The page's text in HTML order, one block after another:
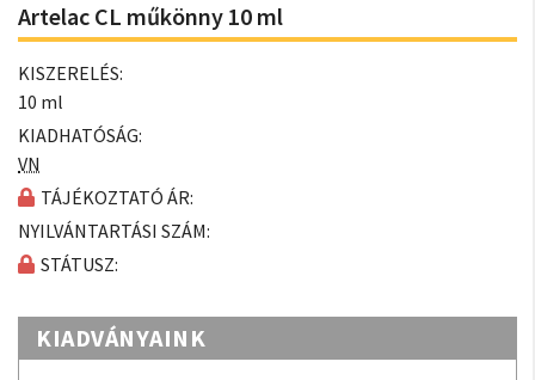
Artelac CL műkönny 10 ml
KISZERELÉS:
10 ml
KIADHATÓSÁG:
VN
TÁJÉKOZTATÓ ÁR:
NYILVÁNTARTÁSI SZÁM:
STÁTUSZ:
KIADVÁNYAINK